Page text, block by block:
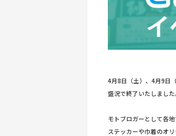
4月8日（土）、4月9日
盛況で終了いたしました
モトブロガーとして各
ステッカーや巾着のオ